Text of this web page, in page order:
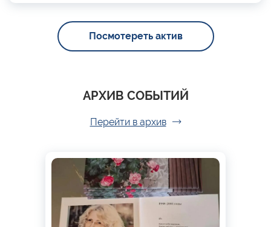
Посмотереть актив
АРХИВ СОБЫТИЙ
Перейти в архив